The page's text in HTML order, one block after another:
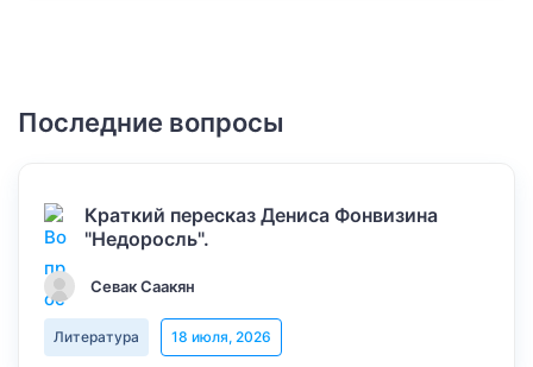
Последние вопросы
Краткий пересказ Дениса Фонвизина
"Недоросль".
Севак Саакян
Литература 18 июля, 2026